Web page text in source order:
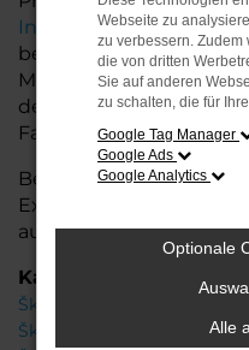
Inzahlungnahme,
bei Ihrem Škoda
Mit unserer großen
der professionellen
Fahrzeug, das Ihre
Besuchen Sie uns und
Expertenteam beraten
auf Sie!
Kategorie
Škoda Kodiaq Neuwagen
Škoda Kodiaq
Webseite zu
zu verbessern.
die von dritten
Sie auf anderen
zu schalten, die für
Google Tag Manager
Google Ads
Google Analytics
Optionale
Alle